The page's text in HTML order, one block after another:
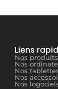
Liens
Nos produits
Nos
Nos
Nos
Nos